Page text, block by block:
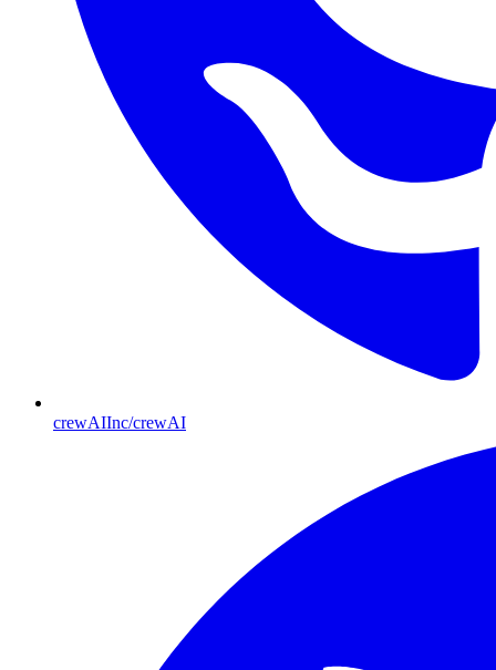
crewAIInc/crewAI